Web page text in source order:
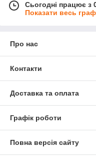
Сьогодні працює з
Показати весь
Про нас
Контакти
Доставка та оплата
Графік роботи
Повна версія сайту